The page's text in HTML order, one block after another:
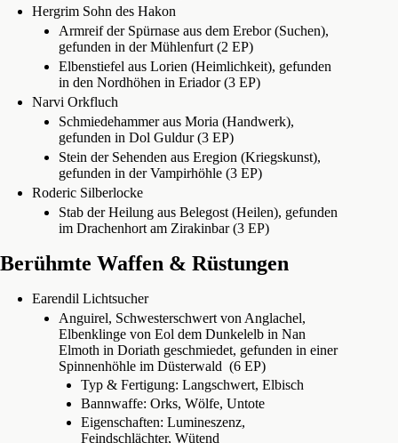
Hergrim Sohn des Hakon
Armreif der Spürnase aus dem Erebor (Suchen),
gefunden in der Mühlenfurt (2 EP)
Elbenstiefel aus Lorien (Heimlichkeit), gefunden
in den Nordhöhen in Eriador (3 EP)
Narvi Orkfluch
Schmiedehammer aus Moria (Handwerk),
gefunden in Dol Guldur (3 EP)
Stein der Sehenden aus Eregion (Kriegskunst),
gefunden in der Vampirhöhle (3 EP)
Roderic Silberlocke
Stab der Heilung aus Belegost (Heilen), gefunden
im Drachenhort am Zirakinbar (3 EP)
Berühmte Waffen & Rüstungen
Earendil Lichtsucher
Anguirel, Schwesterschwert von Anglachel,
Elbenklinge von Eol dem Dunkelelb in Nan
Elmoth in Doriath geschmiedet, gefunden in einer
Spinnenhöhle im Düsterwald (6 EP)
Typ & Fertigung: Langschwert, Elbisch
Bannwaffe: Orks, Wölfe, Untote
Eigenschaften: Lumineszenz,
Feindschlächter, Wütend